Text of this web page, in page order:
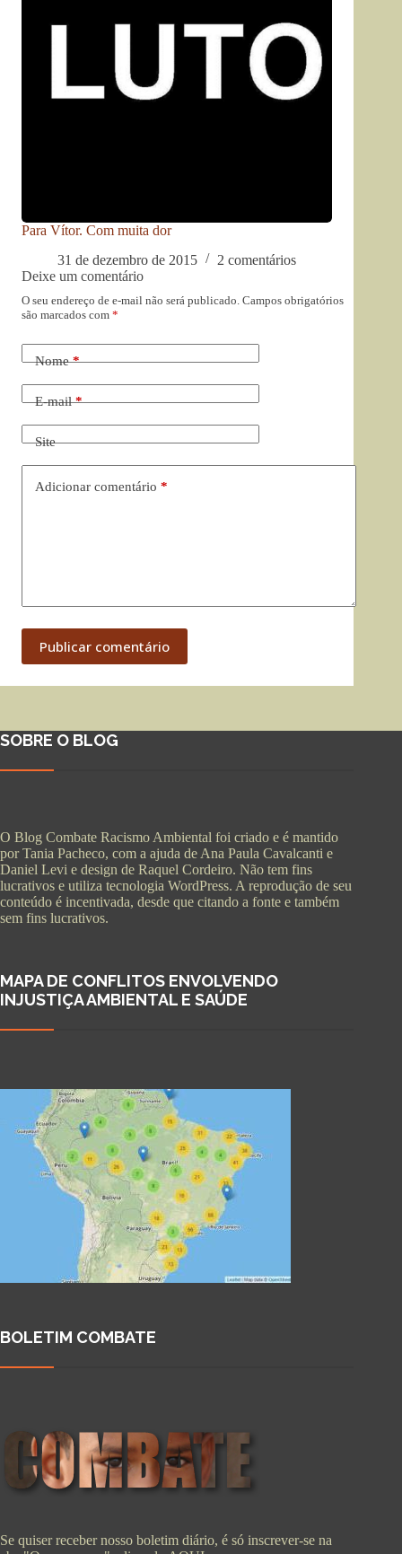
Para Vítor. Com muita dor
31 de dezembro de 2015
2 comentários
Deixe um comentário
O seu endereço de e-mail não será publicado. Campos obrigatórios
são marcados com *
Nome*
E-mail*
Site
Adicionar comentário *
Publicar comentário
SOBRE O BLOG
O Blog Combate Racismo Ambiental foi criado e é mantido
por Tania Pacheco, com a ajuda de Ana Paula Cavalcanti e
Daniel Levi e design de Raquel Cordeiro. Não tem fins
lucrativos e utiliza tecnologia WordPress. A reprodução de seu
conteúdo é incentivada, desde que citando a fonte e também
sem fins lucrativos.
MAPA DE CONFLITOS ENVOLVENDO
INJUSTIÇA AMBIENTAL E SAÚDE
BOLETIM COMBATE
Se quiser receber nosso boletim diário, é só inscrever-se na